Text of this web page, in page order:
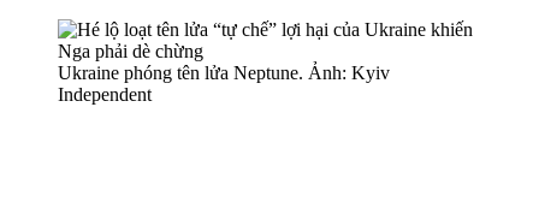
Ukraine phóng tên lửa Neptune. Ảnh: Kyiv
Independent